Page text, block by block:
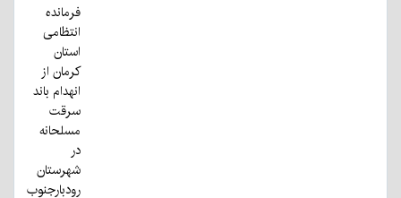
فرمانده
انتظامی
استان
کرمان از
انهدام باند
سرقت
مسلحانه
در
شهرستان
رودبارجنوب